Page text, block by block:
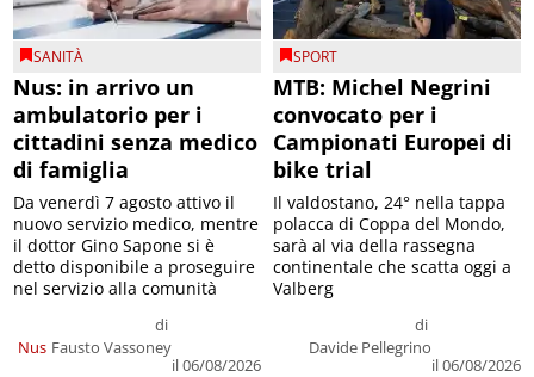
SANITÀ
Nus: in arrivo un
ambulatorio per i
cittadini senza medico
di famiglia
Nus
di
Fausto Vassoney
il 06/08/2026
Da venerdì 7 agosto attivo il
nuovo servizio medico, mentre
il dottor Gino Sapone si è
detto disponibile a proseguire
nel servizio alla comunità
SPORT
MTB: Michel Negrini
convocato per i
Campionati Europei di
bike trial
di
Davide Pellegrino
il 06/08/2026
Il valdostano, 24° nella tappa
polacca di Coppa del Mondo,
sarà al via della rassegna
continentale che scatta oggi a
Valberg